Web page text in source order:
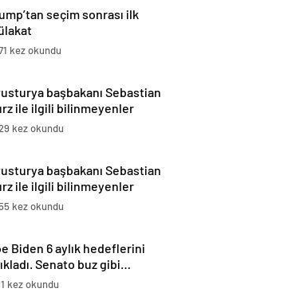
seçim sonrası ilk
kez okundu
başbakanı Sebastian
ile ilgili bilinmeyenler
kez okundu
başbakanı Sebastian
ile ilgili bilinmeyenler
kez okundu
Biden 6 aylık hedeflerini
Senato buz gibi…
kez okundu